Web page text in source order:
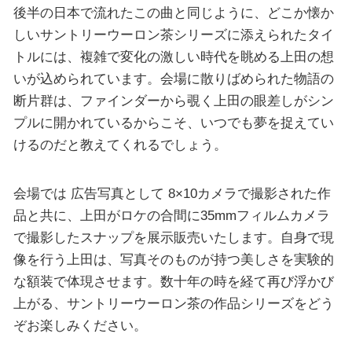
後半の日本で流れたこの曲と同じように、どこか懐か
しいサントリーウーロン茶シリーズに添えられたタイ
トルには、複雑で変化の激しい時代を眺める上田の想
いが込められています。会場に散りばめられた物語の
断片群は、ファインダーから覗く上田の眼差しがシン
プルに開かれているからこそ、いつでも夢を捉えてい
けるのだと教えてくれるでしょう。
会場では 広告写真として 8×10カメラで撮影された作
品と共に、上田がロケの合間に35mmフィルムカメラ
で撮影したスナップを展示販売いたします。自身で現
像を行う上田は、写真そのものが持つ美しさを実験的
な額装で体現させます。数十年の時を経て再び浮かび
上がる、サントリーウーロン茶の作品シリーズをどう
ぞお楽しみください。